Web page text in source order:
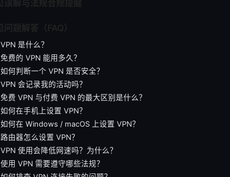
VPN 是什么？
免费的 VPN 能用多久？
如何判断一个 VPN 是否安全？
VPN 会记录我的活动吗？
免费 VPN 与付费 VPN 的最大区别是什么？
如何在手机上设置 VPN？
如何在 Windows / macOS 上设置 VPN？
路由器怎么设置 VPN？
VPN 使用会降低网速吗？为什么？
使用 VPN 需要遵守哪些法规？